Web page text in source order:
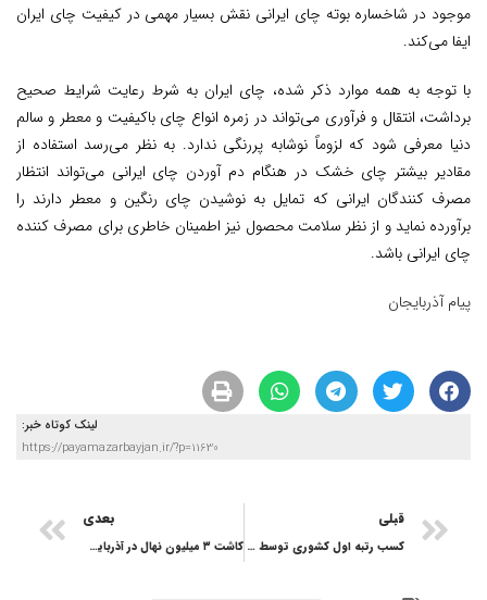
موجود در شاخساره بوته چای ایرانی نقش بسیار مهمی در کیفیت چای ایران
ایفا می‌کند.
با توجه به همه موارد ذکر شده، چای ایران به شرط رعایت شرایط صحیح
برداشت، انتقال و فرآوری می‌تواند در زمره انواع چای باکیفیت و معطر و سالم
دنیا معرفی شود که لزوماً نوشابه پررنگی ندارد. به نظر می‌رسد استفاده از
مقادیر بیشتر چای خشک در هنگام دم آوردن چای ایرانی می‌تواند انتظار
مصرف کنندگان ایرانی که تمایل به نوشیدن چای رنگین و معطر دارند را
برآورده نماید و از نظر سلامت محصول نیز اطمینان خاطری برای مصرف کننده
چای ایرانی باشد.
پیام آذربایجان
لینک کوتاه خبر:
https://payamazarbayjan.ir/?p=11630
قبلی
کسب رتبه اول کشوری توسط خانه کارگر استان آذربایجان شرقی
بعدی
کاشت ۳ میلیون نهال در آذربایجان شرقی تا پایان فروردین